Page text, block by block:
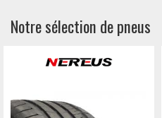
Notre sélection de pneus